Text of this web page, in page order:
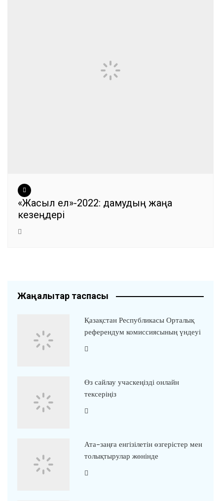
«Жасыл ел»-2022: дамудың жаңа
кезеңдері
Жаңалықтар таспасы
Қазақстан Республикасы Орталық
референдум комиссиясының үндеуі
Өз сайлау учаскеңізді онлайн
тексеріңіз
Ата-заңға енгізілетін өзгерістер мен
толықтырулар жөнінде